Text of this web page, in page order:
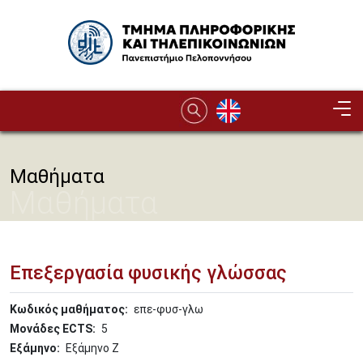
Image
Μαθήματα
Επεξεργασία φυσικής γλώσσας
Κωδικός μαθήματος
επε-φυσ-γλω
Μονάδες ECTS
5
Εξάμηνο
Εξάμηνο Ζ